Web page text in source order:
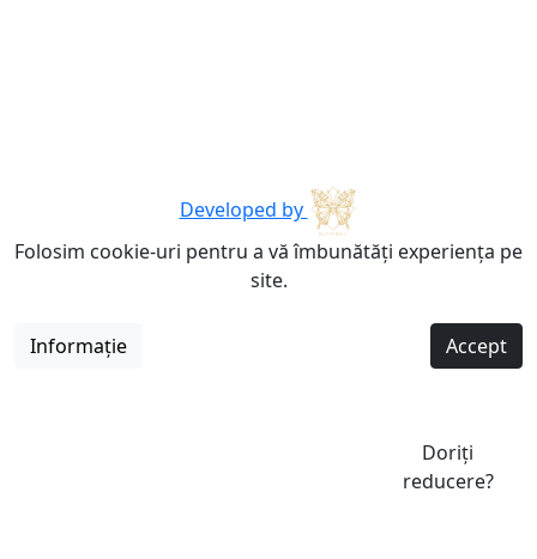
Developed by
Folosim cookie-uri pentru a vă îmbunătăți experiența pe
site.
Informație Accept
Doriți
reducere?